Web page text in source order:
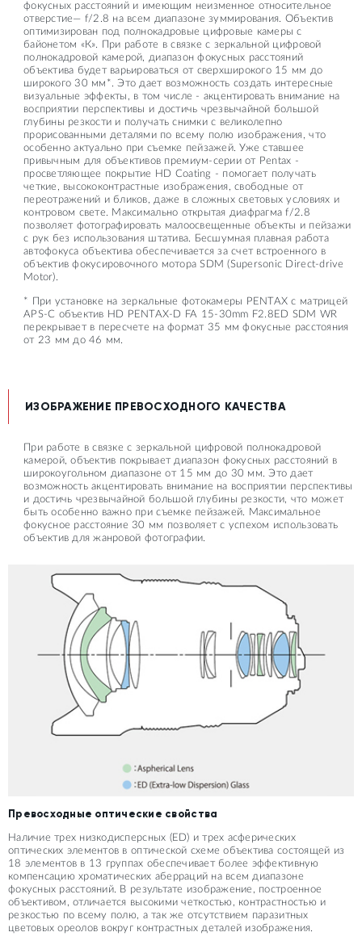
фокусных расстояний и имеющим неизменное относительное
отверстие— f/2.8 на всем диапазоне зуммирования. Объектив
оптимизирован под полнокадровые цифровые камеры с
байонетом «К». При работе в связке с зеркальной цифровой
полнокадровой камерой, диапазон фокусных расстояний
объектива будет варьироваться от сверхширокого 15 мм до
широкого 30 мм*. Это дает возможность создать интересные
визуальные эффекты, в том числе - акцентировать внимание на
восприятии перспективы и достичь чрезвычайной большой
глубины резкости и получать снимки с великолепно
прорисованными деталями по всему полю изображения, что
особенно актуально при съемке пейзажей. Уже ставшее
привычным для объективов премиум-серии от Pentax -
просветляющее покрытие HD Coating - помогает получать
четкие, высококонтрастные изображения, свободные от
переотражений и бликов, даже в сложных световых условиях и
контровом свете. Максимально открытая диафрагма f/2.8
позволяет фотографировать малоосвещенные объекты и пейзажи
с рук без использования штатива. Бесшумная плавная работа
автофокуса объектива обеспечивается за счет встроенного в
объектив фокусировочного мотора SDM (Supersonic Direct-drive
Motor).
* При установке на зеркальные фотокамеры PENTAX с матрицей
APS-C объектив HD PENTAX-D FA 15-30mm F2.8ED SDM WR
перекрывает в пересчете на формат 35 мм фокусные расстояния
от 23 мм до 46 мм.
ИЗОБРАЖЕНИЕ ПРЕВОСХОДНОГО КАЧЕСТВА
При работе в связке с зеркальной цифровой полнокадровой
камерой, объектив покрывает диапазон фокусных расстояний в
широкоугольном диапазоне от 15 мм до 30 мм. Это дает
возможность акцентировать внимание на восприятии перспективы
и достичь чрезвычайной большой глубины резкости, что может
быть особенно важно при съемке пейзажей. Максимальное
фокусное расстояние 30 мм позволяет с успехом использовать
объектив для жанровой фотографии.
Превосходные оптические свойства
Наличие трех низкодисперсных (ED) и трех асферических
оптических элементов в оптической схеме объектива состоящей из
18 элементов в 13 группах обеспечивает более эффективную
компенсацию хроматических аберраций на всем диапазоне
фокусных расстояний. В результате изображение, построенное
объективом, отличается высокими четкостью, контрастностью и
резкостью по всему полю, а так же отсутствием паразитных
цветовых ореолов вокруг контрастных деталей изображения.